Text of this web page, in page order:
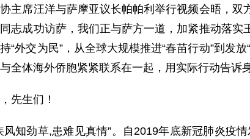
主席汪洋与萨摩亚议长帕帕利举行视频会晤，
志成功访萨，我们正与萨方一道，加紧推动落
“外交为民”，从全球大规模推进“春苗行动”到发
全体海外侨胞紧紧联系在一起，用实际行动告诉
先生们！
风知劲草,患难见真情”。自2019年底新冠肺炎疫